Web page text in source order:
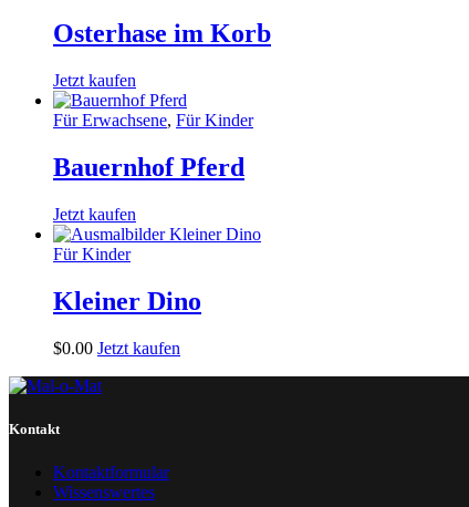
Osterhase im Korb
Jetzt kaufen
Für Erwachsene, Für Kinder
Bauernhof Pferd
Jetzt kaufen
Für Kinder
Kleiner Dino
$0.00 Jetzt kaufen
Kontakt
Kontaktformular
Wissenswertes